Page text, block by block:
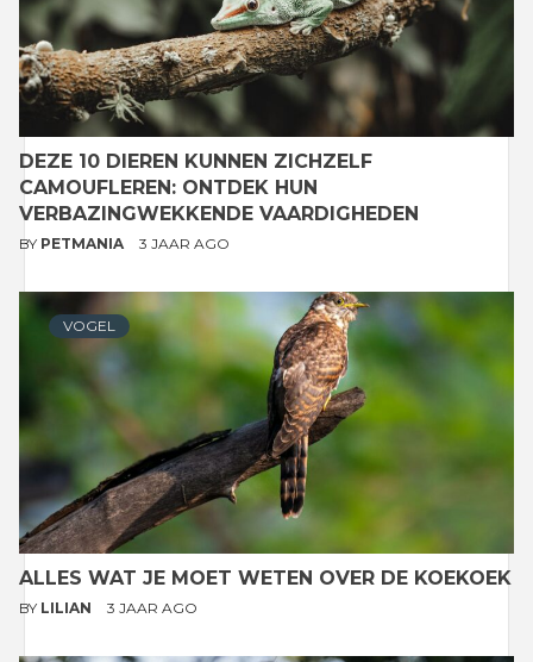
DEZE 10 DIEREN KUNNEN ZICHZELF
CAMOUFLEREN: ONTDEK HUN
VERBAZINGWEKKENDE VAARDIGHEDEN
BY PETMANIA 3 JAAR AGO
VOGEL
ALLES WAT JE MOET WETEN OVER DE KOEKOEK
BY LILIAN 3 JAAR AGO